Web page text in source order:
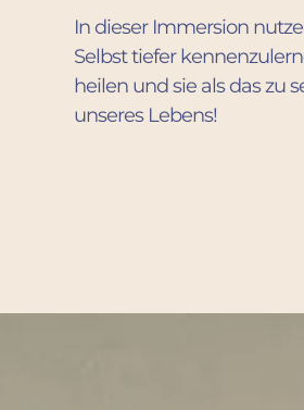
In dieser Immersion
Selbst tiefer
heilen und sie als das zu
unseres Lebens!